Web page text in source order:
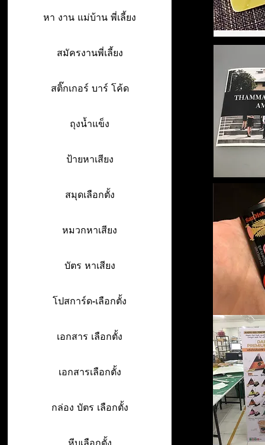
หา งาน แม่บ้าน พี่เลี้ยง
สมัครงานพี่เลี้ยง
สติ๊กเกอร์ บาร์ โค้ด
ถุงน้ำแข็ง
ป้ายหาเสียง
สมุดเลือกตั้ง
หมวกหาเสียง
บัตร หาเสียง
โปสการ์ด-เลือกตั้ง
เอกสาร เลือกตั้ง
เอกสารเลือกตั้ง
กล่อง บัตร เลือกตั้ง